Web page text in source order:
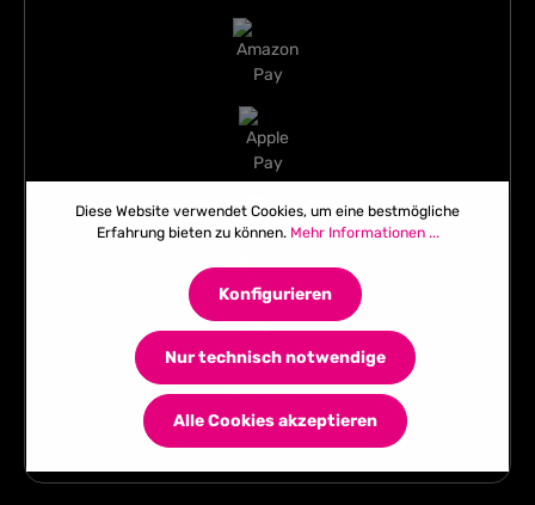
Diese Website verwendet Cookies, um eine bestmögliche
Erfahrung bieten zu können. Mehr Informationen ...
Nur technisch notwendige
Konfigurieren
Alle Cookies akzeptieren